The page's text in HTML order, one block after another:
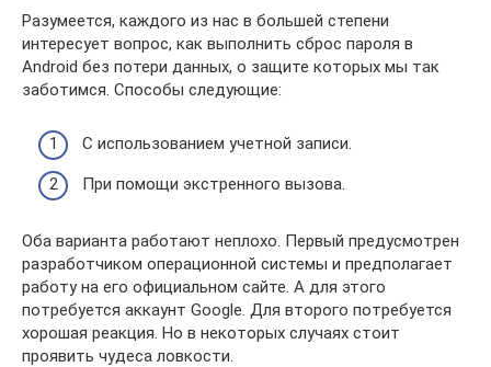
Разумеется, каждого из нас в большей степени
интересует вопрос, как выполнить сброс пароля в
Аndroid без потери данных, о защите которых мы так
заботимся. Способы следующие:
С использованием учетной записи.
При помощи экстренного вызова.
Оба варианта работают неплохо. Первый предусмотрен
разработчиком операционной системы и предполагает
работу на его официальном сайте. А для этого
потребуется аккаунт Google. Для второго потребуется
хорошая реакция. Но в некоторых случаях стоит
проявить чудеса ловкости.